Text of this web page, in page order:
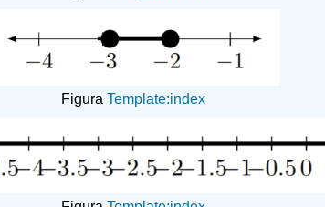
FiguraTemplate:index